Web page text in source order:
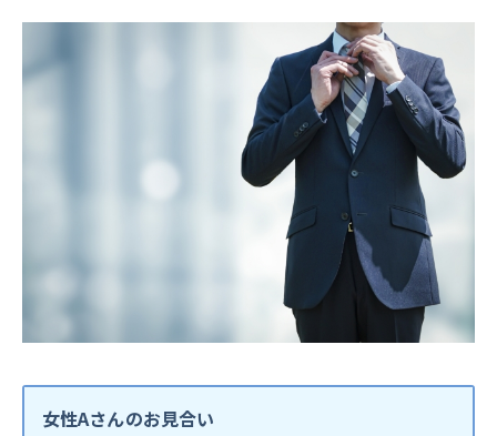
女性Aさんのお見合い